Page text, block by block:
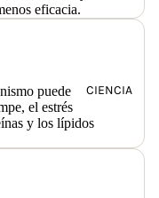
CIENCIA
eficacia.
puede
el estrés
y los lípidos